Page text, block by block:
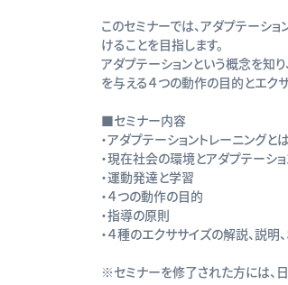
このセミナーでは、アダプテーシ
けることを目指します。
アダプテーションという概念を知
を与える４つの動作の目的とエク
■セミナー内容
・アダプテーショントレーニングと
・現在社会の環境とアダプテーシ
・運動発達と学習
・４つの動作の目的
・指導の原則
・４種のエクササイズの解説、説明
※セミナーを修了された方には、